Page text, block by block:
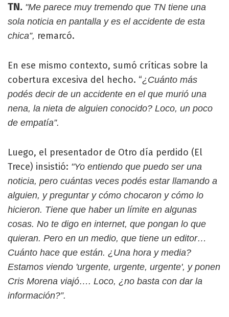
TN. "Me parece muy tremendo que TN tiene una
sola noticia en pantalla y es el accidente de esta
chica”, remarcó.
En ese mismo contexto, sumó críticas sobre la
cobertura excesiva del hecho. “¿Cuánto más
podés decir de un accidente en el que murió una
nena, la nieta de alguien conocido? Loco, un poco
de empatía”.
Luego, el presentador de Otro día perdido (El
Trece) insistió: "Yo entiendo que puedo ser una
noticia, pero cuántas veces podés estar llamando a
alguien, y preguntar y cómo chocaron y cómo lo
hicieron. Tiene que haber un límite en algunas
cosas. No te digo en internet, que pongan lo que
quieran. Pero en un medio, que tiene un editor…
Cuánto hace que están. ¿Una hora y media?
Estamos viendo 'urgente, urgente, urgente', y ponen
Cris Morena viajó…. Loco, ¿no basta con dar la
información?”.